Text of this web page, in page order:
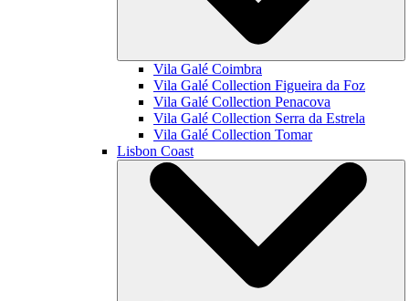
Vila Galé Coimbra
Vila Galé Collection Figueira da Foz
Vila Galé Collection Penacova
Vila Galé Collection Serra da Estrela
Vila Galé Collection Tomar
Lisbon Coast